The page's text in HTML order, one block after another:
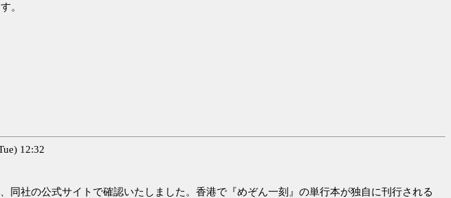
。
12:32
社の公式サイトで確認いたしました。香港で『めぞん一刻』の単行本が独自に刊行される